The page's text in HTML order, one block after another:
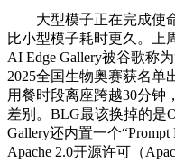
大型模子正在完成使命
比小型模子耗时更久。上
AI Edge Gallery被谷歌称
2025全国生物奥赛获名单
用餐时段离座跨越30分钟
差别。BLG最该换掉的是
Gallery还内置一个
Apache 2.0开源许可（